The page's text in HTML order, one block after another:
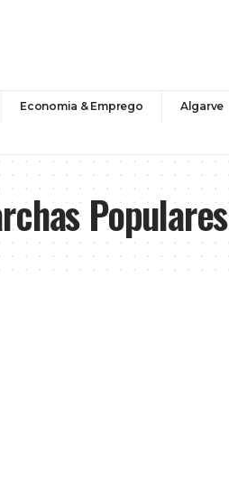
Economia & Emprego Algarve
Populares